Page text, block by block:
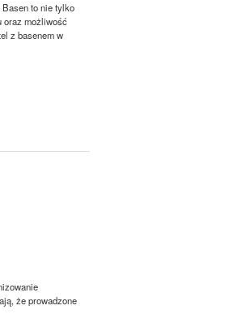
to nie tylko
oraz możliwość
z basenem w
że prowadzone